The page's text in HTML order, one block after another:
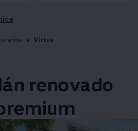
Virtus
renovado